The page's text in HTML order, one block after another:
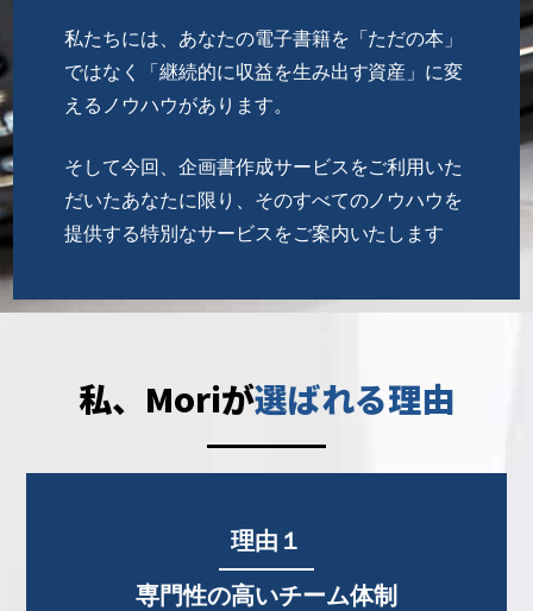
私たちには、あなたの電子書籍を「ただの本」
ではなく「継続的に収益を生み出す資産」に変
えるノウハウがあります。
そして今回、企画書作成サービスをご利用いた
だいたあなたに限り、そのすべてのノウハウを
提供する特別なサービスをご案内いたします
私、Moriが選ばれる理由
理由１
専門性の高いチーム体制